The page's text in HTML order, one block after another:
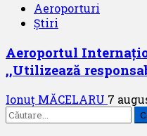
Aeroporturi
Știri
Aeroportul
,,Utilizează
Ionuț MĂCELARU 7
Caută
după: